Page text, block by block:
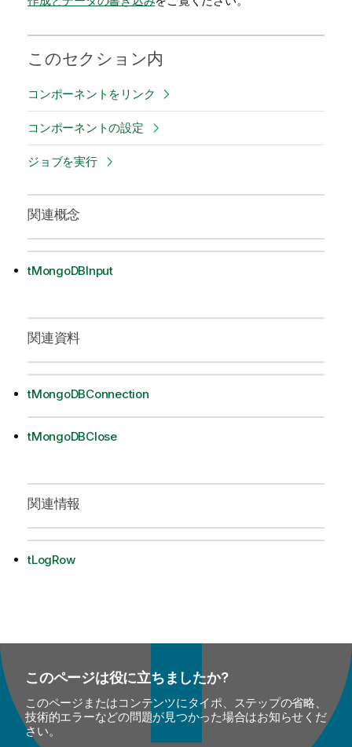
このセクション内
コンポーネントをリンク
コンポーネントの設定
ジョブを実行
関連概念
tMongoDBInput
関連資料
tMongoDBConnection
tMongoDBClose
関連情報
tLogRow
このページは役に立ちましたか?
このページまたはコンテンツにタイポ、ステップの省略、
技術的エラーなどの問題が見つかった場合はお知らせくだ
さい。